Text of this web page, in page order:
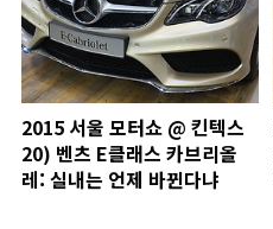
2015 서울 모터쇼 @ 킨텍스
20) 벤츠 E클래스 카브리올
레: 실내는 언제 바뀐다냐